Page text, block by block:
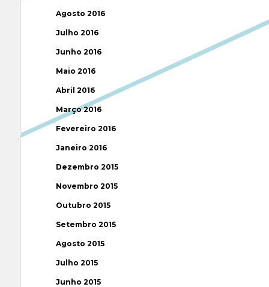
Agosto 2016
Julho 2016
Junho 2016
Maio 2016
Abril 2016
Março 2016
Fevereiro 2016
Janeiro 2016
Dezembro 2015
Novembro 2015
Outubro 2015
Setembro 2015
Agosto 2015
Julho 2015
Junho 2015